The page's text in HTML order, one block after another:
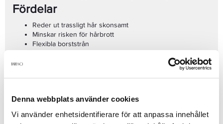
Denna webbplats använder cookies
Vi använder enhetsidentifierare för att anpassa innehållet
Fördelar
Reder ut trassligt hår skonsamt
Minskar risken för hårbrott
Flexibla borststrån
Varumärke: Bravehead